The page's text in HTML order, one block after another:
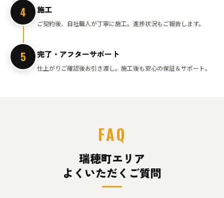
4 施工
ご契約後、自社職人が丁寧に施工。進捗状況もご報告します。
5 完了・アフターサポート
仕上がりご確認後お引き渡し。施工後も安心の保証＆サポート。
FAQ
瑞穂町エリア
よくいただくご質問